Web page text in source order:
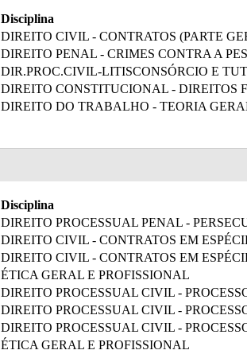
Disciplina
DIREITO CIVIL - CONTRATOS (PARTE
DIREITO PENAL - CRIMES CONTRA A
DIR.PROC.CIVIL-LITISCONSÓRCIO E
DIREITO CONSTITUCIONAL - DIREITOS
DIREITO DO TRABALHO - TEORIA
Disciplina
DIREITO PROCESSUAL PENAL -
DIREITO CIVIL - CONTRATOS EM
DIREITO CIVIL - CONTRATOS EM
ÉTICA GERAL E PROFISSIONAL
DIREITO PROCESSUAL CIVIL -
DIREITO PROCESSUAL CIVIL -
DIREITO PROCESSUAL CIVIL -
ÉTICA GERAL E PROFISSIONAL